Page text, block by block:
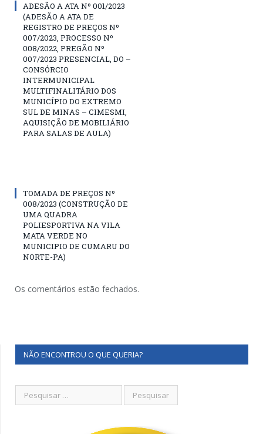
ADESÃO A ATA Nº 001/2023
(ADESÃO A ATA DE
REGISTRO DE PREÇOS Nº
007/2023, PROCESSO Nº
008/2022, PREGÃO Nº
007/2023 PRESENCIAL, DO –
CONSÓRCIO
INTERMUNICIPAL
MULTIFINALITÁRIO DOS
MUNICÍPIO DO EXTREMO
SUL DE MINAS – CIMESMI,
AQUISIÇÃO DE MOBILIÁRIO
PARA SALAS DE AULA)
TOMADA DE PREÇOS Nº
008/2023 (CONSTRUÇÃO DE
UMA QUADRA
POLIESPORTIVA NA VILA
MATA VERDE NO
MUNICIPIO DE CUMARU DO
NORTE-PA)
Os comentários estão fechados.
NÃO ENCONTROU O QUE QUERIA?